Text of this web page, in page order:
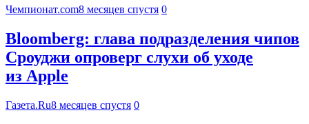
Чемпионат.com8 месяцев спустя 0
Bloomberg: глава подразделения чипов
Сроуджи опроверг слухи об уходе
из Apple
Газета.Ru8 месяцев спустя 0